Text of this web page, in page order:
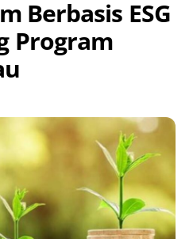
Berbasis ESG
Program